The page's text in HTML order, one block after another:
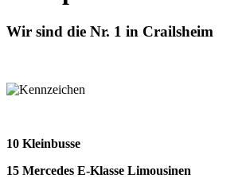
Wir sind die Nr. 1 in Crailsheim
10 Kleinbusse
15 Mercedes E-Klasse Limousinen